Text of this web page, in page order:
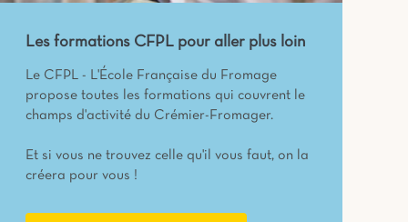
Les formations CFPL pour aller plus loin
Le CFPL - L'École Française du Fromage
propose toutes les formations qui couvrent le
champs d'activité du Crémier-Fromager.
Et si vous ne trouvez celle qu'il vous faut, on la
créera pour vous !